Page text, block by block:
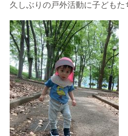
久しぶりの戸外活動に子どもた